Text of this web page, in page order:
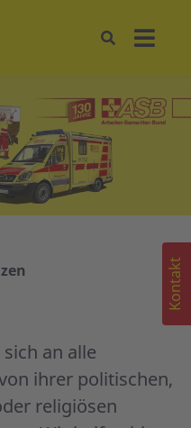
an alle
ihrer politischen,
religiösen
Kontakt